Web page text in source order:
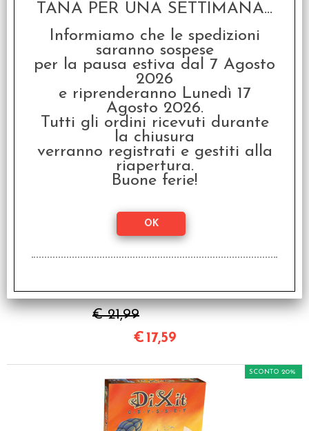
€12,00
I clienti che hanno acquistato questo
prodotto, hanno scelto anche questi
Italiano
€ 21,99
€ 17,59
SCONTO 20%
TANA PER UNA SETTIMANA...
Informiamo che le spedizioni
saranno sospese
per la pausa estiva dal 7 Agosto
2026
e riprenderanno Lunedì 17
Agosto 2026.
Tutti gli ordini ricevuti durante
la chiusura
verranno registrati e gestiti alla
riapertura.
Buone ferie!